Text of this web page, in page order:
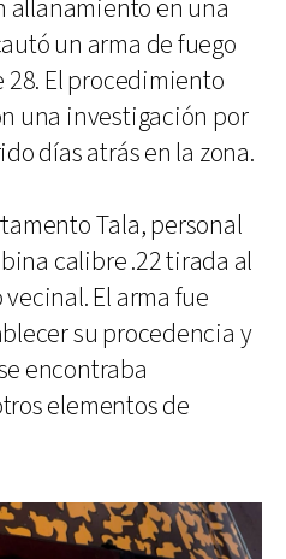
allanamiento en una
un arma de fuego
El procedimiento
una investigación por
días atrás en la zona.
Tala, personal
calibre .22 tirada al
El arma fue
su procedencia y
encontraba
elementos de